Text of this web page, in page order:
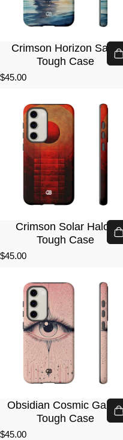
Crimson Horizon Sail ·
Tough Case
$45.00
Crimson Solar Halo ·
Tough Case
$45.00
Obsidian Cosmic Gaze ·
Tough Case
$45.00